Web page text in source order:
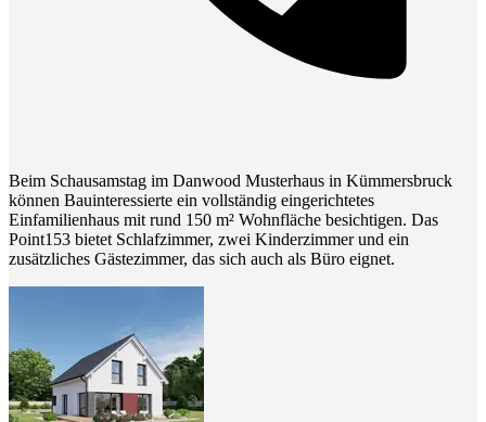
Beim Schausamstag im Danwood Musterhaus in Kümmersbruck
können Bauinteressierte ein vollständig eingerichtetes
Einfamilienhaus mit rund 150 m² Wohnfläche besichtigen. Das
Point153 bietet Schlafzimmer, zwei Kinderzimmer und ein
zusätzliches Gästezimmer, das sich auch als Büro eignet.